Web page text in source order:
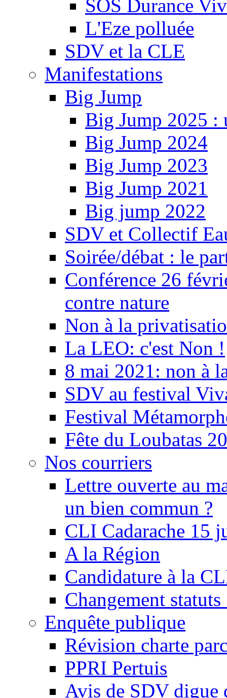
SOS Durance
L'Eze polluée
SDV et la CLE
Manifestations
Big Jump
Big Jump 2025 :
Big Jump 2024
Big Jump 2023
Big Jump 2021
Big jump 2022
SDV et Collectif
Soirée/débat : le
Conférence 26
contre nature
Non à la
La LEO: c'est Non !
8 mai 2021: non à
SDV au festival
Festival
Fête du Loubatas
Nos courriers
Lettre ouverte au
un bien commun ?
CLI Cadarache 15
A la Région
Candidature à la
Changement
Enquête publique
Révision charte
PPRI Pertuis
Avis de SDV digue